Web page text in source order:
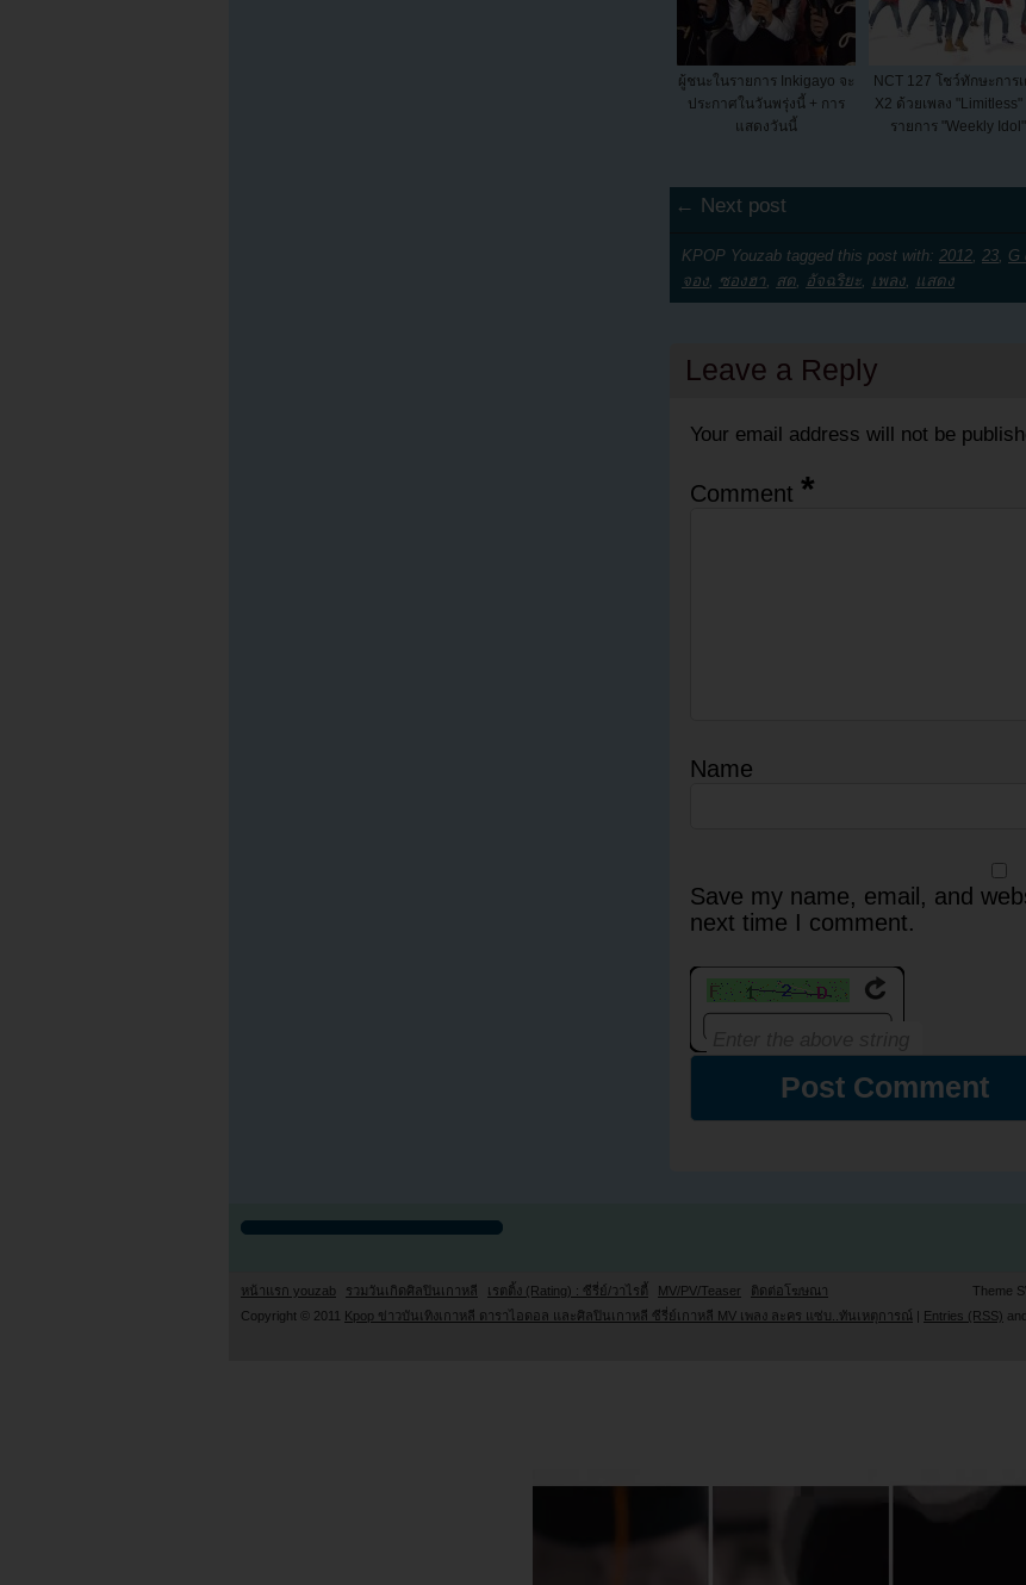
ผู้ชนะในรายการ Inkigayo จะ
ประกาศในวันพรุ่งนี้ + การ
แสดงวันนี้
NCT 127 โชว์ทักษะการ
X2 ด้วยเพลง "Limitless"
รายการ "Weekly Idol"
← Next post
KPOP Youzab tagged this post with: 2012 23 G
จอง
ซองฮา สด อัจฉริยะ เพลง แสดง
Leave a Reply
Your email address will not be
Comment *
Name
Save my name, email, and
next time I comment.
หน้าแรก youzab รวมวันเกิดศิลปินเกาหลี เรตติ้ง (Rating) : ซีรี่ย์/วาไรตี้ MV/PV/Teaser ติดต่อโฆษณา Theme
Copyright © 2011
Kpop ข่าวบันเทิงเกาหลี ดาราไอดอล และศิลปินเกาหลี ซีรี่ย์เกาหลี MV เพลง ละคร แซ่บ..ทันเหตุการณ์ Entries (RSS) and